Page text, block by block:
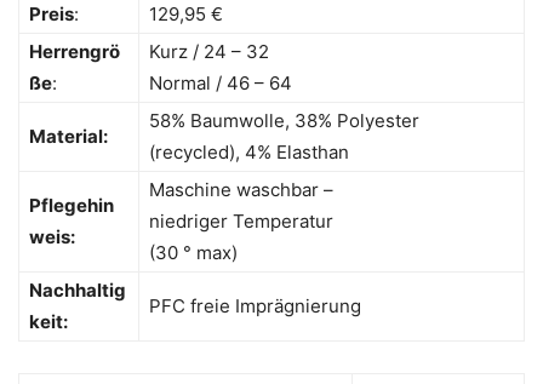
Preis:
129,95 €
Herrengrö
ße:
Kurz / 24 – 32
Normal / 46 – 64
Material:
58% Baumwolle, 38% Polyester
(recycled), 4% Elasthan
Pflegehin
weis:
Maschine waschbar –
niedriger Temperatur
(30 ° max)
Nachhaltig
keit:
PFC freie Imprägnierung